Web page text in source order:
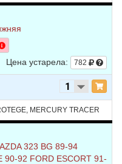
Цена устарела: 782
MERCURY TRACER
323 BG 89-94
90-92 FORD ESCORT 91-